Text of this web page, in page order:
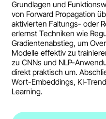
Grundlagen und
von Forward Propagation
aktivierten Faltungs- oder
erlernst Techniken wie
Gradientenabstieg, um
Modelle effektiv zu
zu CNNs und NLP-
direkt praktisch um.
Wort-Embeddings, KI-
Learning.